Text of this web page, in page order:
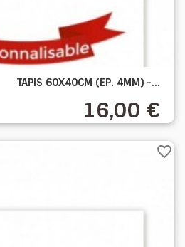
TAPIS 60X40CM (EP. 4MM) -...
16,00 €
favorite_border